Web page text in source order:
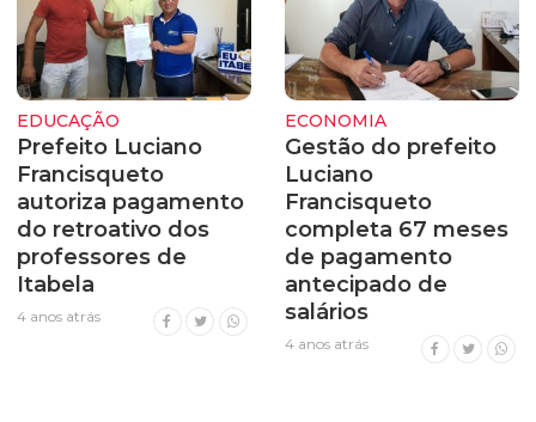
EDUCAÇÃO
Prefeito Luciano
Francisqueto
autoriza pagamento
do retroativo dos
professores de
Itabela
4 anos atrás
ECONOMIA
Gestão do prefeito
Luciano
Francisqueto
completa 67 meses
de pagamento
antecipado de
salários
4 anos atrás